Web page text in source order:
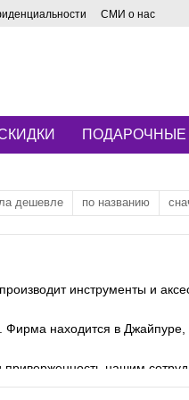
СМИ о нас
ПОДАРОЧНЫЕ
дешевле по названию
инструменты и
Фирма находится в
нашим